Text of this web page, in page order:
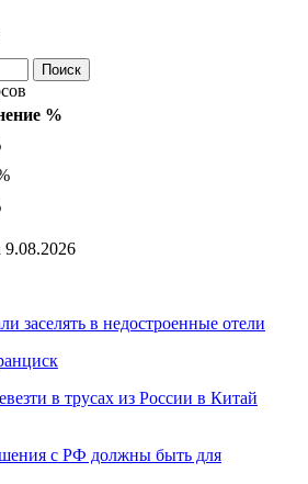
%
9.08.2026
заселять в недостроенные отели
в трусах из России в Китай
с РФ должны быть для